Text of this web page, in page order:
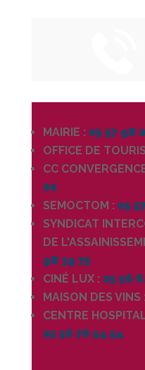
MAIRIE : 05 57 98
OFFICE DE
CC
00
SEMOCTOM : 05
SYNDICAT
DE
98 39 75
CINÉ LUX : 05 56
MAISON DES VINS :
CENTRE
05 56 76 54 54